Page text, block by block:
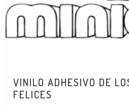
VINILO ADHESIVO DE
FELICES